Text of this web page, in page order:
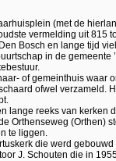
(met de
vermelding uit 815
Bosch en lange tijd
in de
of gemeinthuis waar
ofwel verzameld.
lange reeks van kerken
Orthenseweg (Orthen)
te liggen.
die werd
J. Schouten die in